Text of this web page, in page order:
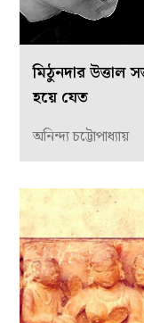
মিঠুনদার উত্তাল
হয়ে যেত
অনিন্দ্য চট্টোপাধ্যায়